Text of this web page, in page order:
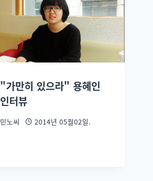
"가만히 있으라" 용혜인
인터뷰
민노씨 2014년 05월02일.